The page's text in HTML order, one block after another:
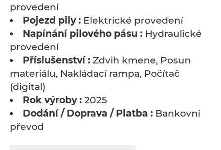
provedení
Pojezd pily : Elektrické provedení
Napínání pilového pásu : Hydraulické
provedení
Příslušenství : Zdvih kmene, Posun
materiálu, Nakládací rampa, Počítač
(digital)
Rok výroby : 2025
Dodání / Doprava / Platba : Bankovní
převod